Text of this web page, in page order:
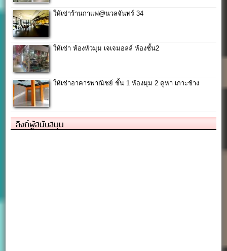
ให้เช่าร้านกาแฟ@นวลจันทร์ 34
ให้เช่า ห้องหัวมุม เจเจมอลล์ ห้องชั้น2
ให้เช่าอาคารพาณิชย์ ชั้น 1 ห้องมุม 2 คูหา เกาะช้าง
ลิงก์ผู้สนับสนุน